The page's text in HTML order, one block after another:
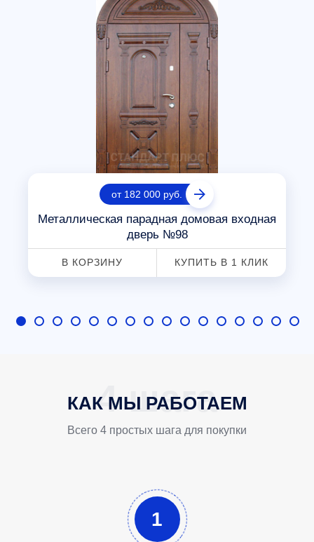
от 182 000 руб.
Металлическая парадная домовая входная
дверь №98
В КОРЗИНУ КУПИТЬ В 1 КЛИК
КАК МЫ РАБОТАЕМ
Всего 4 простых шага для покупки
1